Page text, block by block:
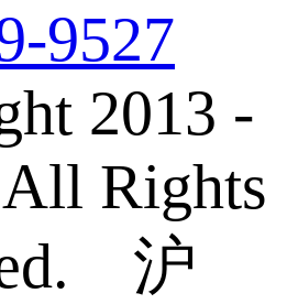
9527
2013 -
Rights
沪